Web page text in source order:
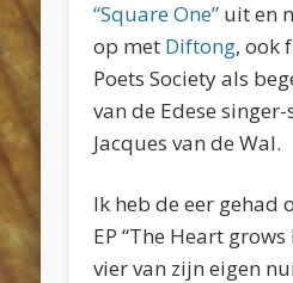
“Square One” uit en
op met Diftong, ook
Poets Society als
van de Edese
Jacques van de Wal.
Ik heb de eer gehad
EP “The Heart
vier van zijn eigen